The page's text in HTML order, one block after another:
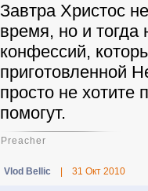
Завтра Христос
время, но и тогда
конфессий,
приготовленной
просто не хотите
помогут.
Preacher
Vlod Bellic 31 Окт 2010